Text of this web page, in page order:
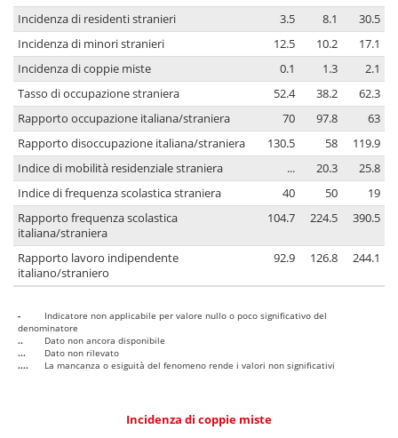
Incidenza di residenti stranieri 3.5 8.1
30.5
Incidenza di minori stranieri
12.5 10.2
17.1
Incidenza di coppie miste
0.1 1.3
2.1
Tasso di occupazione straniera
52.4 38.2
62.3
Rapporto occupazione italiana/straniera
70 97.8
63
Rapporto disoccupazione italiana/straniera
130.5 58
119.9
Indice di mobilità residenziale straniera
... 20.3
25.8
Indice di frequenza scolastica straniera
40 50
19
Rapporto frequenza scolastica
italiana/straniera
104.7 224.5 390.5
Rapporto lavoro indipendente
italiano/straniero
92.9 126.8 244.1
-
Indicatore non applicabile per valore nullo o poco significativo del
denominatore
..
Dato non ancora disponibile
...
Dato non rilevato
....
La mancanza o esiguità del fenomeno rende i valori non significativi
Incidenza di coppie miste